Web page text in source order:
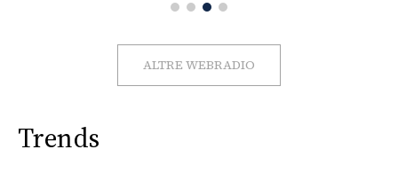
ALTRE WEBRADIO
Trends